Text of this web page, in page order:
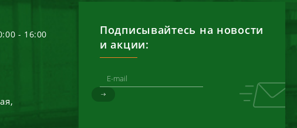
- 16:00
Подписывайтесь на новости
и акции: